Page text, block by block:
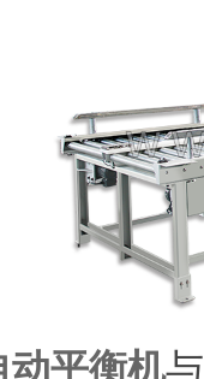
动平衡机